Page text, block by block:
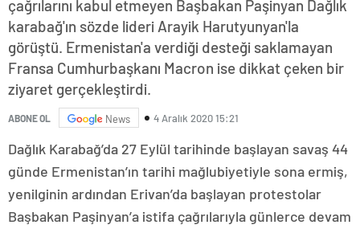
çağrılarını kabul etmeyen Başbakan Paşinyan Dağlık
karabağ'ın sözde lideri Arayik Harutyunyan'la
görüştü. Ermenistan'a verdiği desteği saklamayan
Fransa Cumhurbaşkanı Macron ise dikkat çeken bir
ziyaret gerçekleştirdi.
ABONE OL News 4 Aralık 2020 15:21
Dağlık Karabağ’da 27 Eylül tarihinde başlayan savaş 44
günde Ermenistan’ın tarihi mağlubiyetiyle sona ermiş,
yenilginin ardından Erivan’da başlayan protestolar
Başbakan Paşinyan’a istifa çağrılarıyla günlerce devam